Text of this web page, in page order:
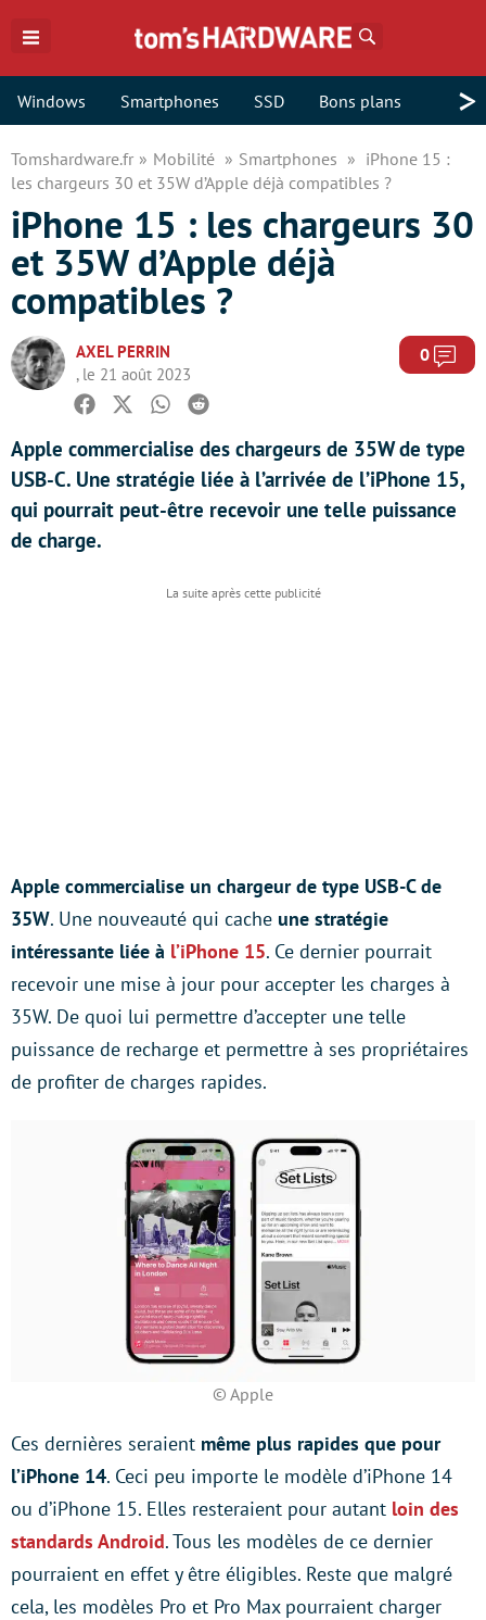
Windows Smartphones SSD Bons plans >
Tomshardware.fr Mobilité Smartphones
iPhone 15 :
les chargeurs 30 et 35W d’Apple déjà compatibles ?
iPhone 15 : les chargeurs 30
et 35W d’Apple déjà
compatibles ?
AXEL PERRIN
, le 21 août 2023
0
Facebook
TwitterWhatsapp
Reddit
Apple commercialise des chargeurs de 35W de type
USB-C. Une stratégie liée à l’arrivée de l’iPhone 15,
qui pourrait peut-être recevoir une telle puissance
de charge.
Apple commercialise un chargeur de type USB-C de
35W. Une nouveauté qui cache une stratégie
intéressante liée à l’iPhone 15. Ce dernier pourrait
recevoir une mise à jour pour accepter les charges à
35W. De quoi lui permettre d’accepter une telle
puissance de recharge et permettre à ses propriétaires
de profiter de charges rapides.
© Apple
Ces dernières seraient même plus rapides que pour
l’iPhone 14. Ceci peu importe le modèle d’iPhone 14
ou d’iPhone 15. Elles resteraient pour autant loin des
standards Android. Tous les modèles de ce dernier
pourraient en effet y être éligibles. Reste que malgré
cela, les modèles Pro et Pro Max pourraient charger